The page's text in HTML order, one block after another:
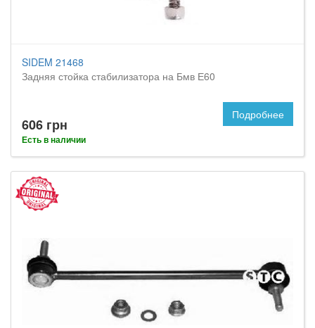
SIDEM 21468
Задняя стойка стабилизатора на Бмв Е60
606 грн
Есть в наличии
Подробнее